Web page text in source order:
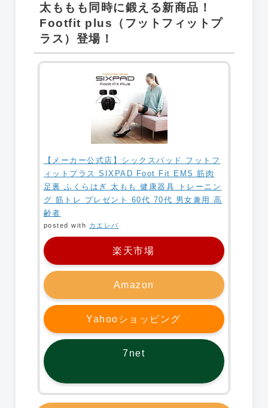
太ももも同時に鍛える新商品！
Footfit plus（フットフィットプ
ラス）登場！
【メーカー公式店】シックスパッド フットフ
ィットプラス SIXPAD Foot Fit EMS 筋肉
足裏 ふくらはぎ 太もも 健康器具 トレーニン
グ 筋トレ プレゼント 60代 70代 男女兼用 高
齢者
posted with カエレバ
楽天市場
Amazon
Yahooショッピング
7net